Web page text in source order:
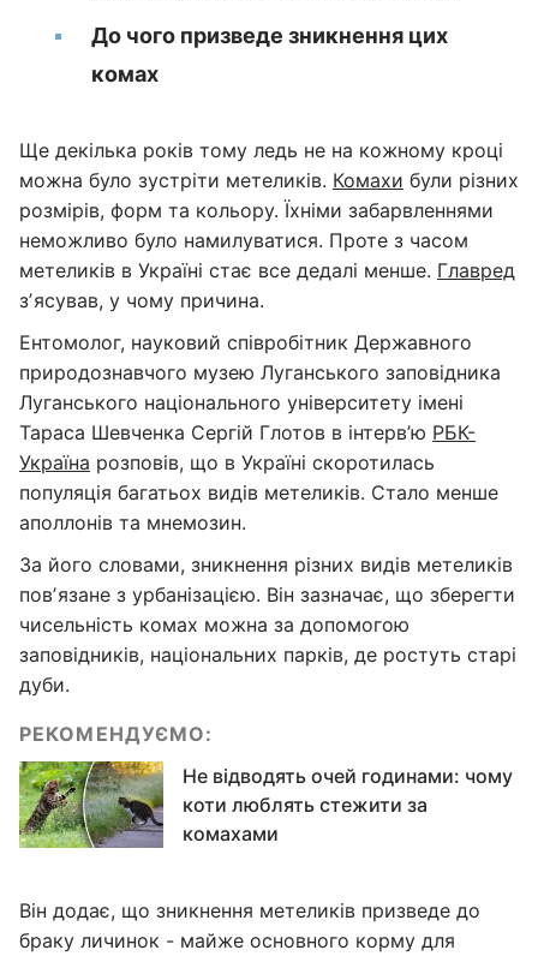
До чого призведе зникнення цих
комах
Ще декілька років тому ледь не на кожному кроці
можна було зустріти метеликів. Комахи були різних
розмірів, форм та кольору. Їхніми забарвленнями
неможливо було намилуватися. Проте з часом
метеликів в Україні стає все дедалі менше. Главред
зʼясував, у чому причина.
Ентомолог, науковий співробітник Державного
природознавчого музею Луганського заповідника
Луганського національного університету імені
Тараса Шевченка Сергій Глотов в інтерв’ю РБК-
Україна розповів, що в Україні скоротилась
популяція багатьох видів метеликів. Стало менше
аполлонів та мнемозин.
За його словами, зникнення різних видів метеликів
повʼязане з урбанізацією. Він зазначає, що зберегти
чисельність комах можна за допомогою
заповідників, національних парків, де ростуть старі
дуби.
РЕКОМЕНДУЄМО:
Не відводять очей годинами: чому
коти люблять стежити за
комахами
Він додає, що зникнення метеликів призведе до
браку личинок - майже основного корму для